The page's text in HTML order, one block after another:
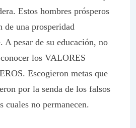
Estos hombres prósperos
de una prosperidad
A pesar de su educación, no
los VALORES
Escogieron metas que
por la senda de los falsos
cuales no permanecen.